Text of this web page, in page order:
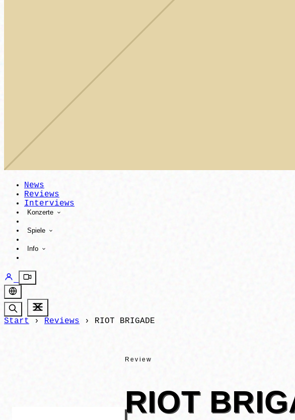
News
Reviews
Interviews
Konzerte
Spiele
Info
Start › Reviews › RIOT BRIGADE
Review
RIOT